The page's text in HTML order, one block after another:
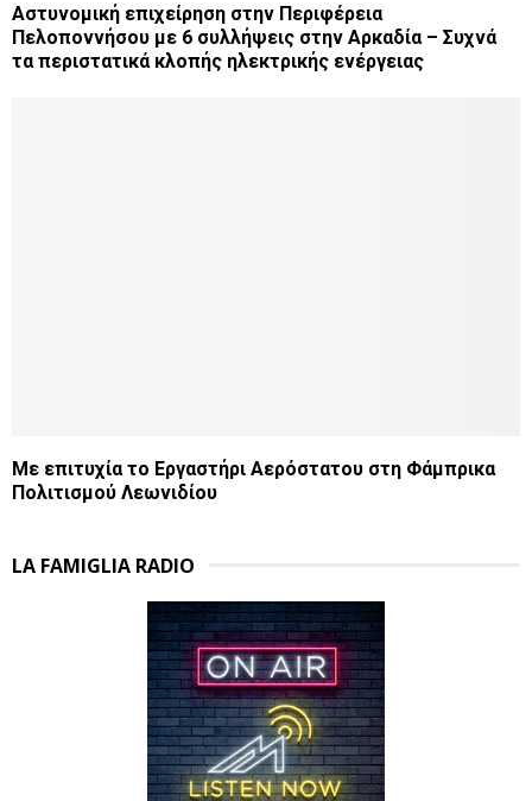
Aστυνομική επιχείρηση στην Περιφέρεια
Πελοποννήσου με 6 συλλήψεις στην Αρκαδία – Συχνά
τα περιστατικά κλοπής ηλεκτρικής ενέργειας
Με επιτυχία το Εργαστήρι Αερόστατου στη Φάμπρικα
Πολιτισμού Λεωνιδίου
LA FAMIGLIA RADIO